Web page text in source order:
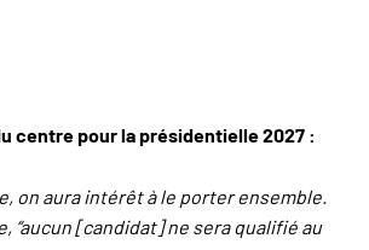
centre pour la présidentielle 2027 :
on aura intérêt à le porter ensemble.
“aucun [candidat] ne sera qualifié au